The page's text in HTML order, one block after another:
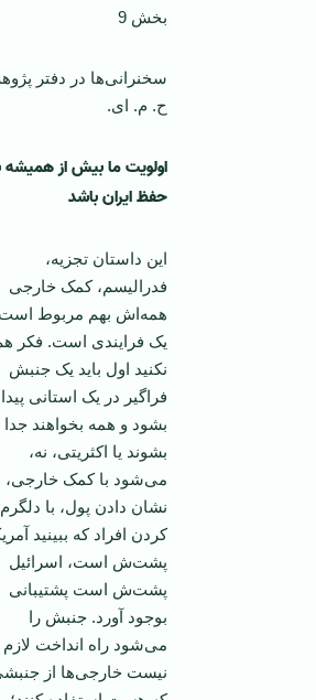
بخش 9
سخنرانی‌ها در دفتر
ح. م. ای.
اولویت ما بیش از همیشه
حفظ ایران باشد
این داستان تجزیه،
فدرالیسم، کمک خارجی
همه‌اش بهم مربوط
یک فرایندی است. فکر
نکنید اول باید یک جنبش
فراگیر در یک استانی پیدا
بشود و همه بخواهند جدا
بشوند یا اکثریتی، نه،
می‌شود با کمک خارجی،
نشان دادن پول، با دلگرم
کردن افراد که ببینید
پشت‌ش است، اسرائیل
پشت‌ش است پشتیبانی
بوجود آورد. جنبش را
می‌شود راه انداخت لازم
نیست خارجی‌ها از